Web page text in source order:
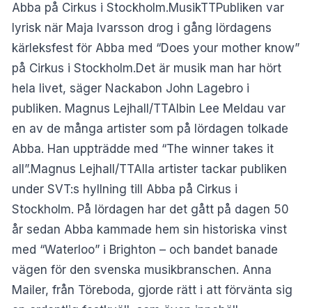
Abba på Cirkus i Stockholm.MusikTTPubliken var
lyrisk när Maja Ivarsson drog i gång lördagens
kärleksfest för Abba med “Does your mother know”
på Cirkus i Stockholm.Det är musik man har hört
hela livet, säger Nackabon John Lagebro i
publiken. Magnus Lejhall/TTAlbin Lee Meldau var
en av de många artister som på lördagen tolkade
Abba. Han uppträdde med “The winner takes it
all”.Magnus Lejhall/TTAlla artister tackar publiken
under SVT:s hyllning till Abba på Cirkus i
Stockholm. På lördagen har det gått på dagen 50
år sedan Abba kammade hem sin historiska vinst
med “Waterloo” i Brighton – och bandet banade
vägen för den svenska musikbranschen. Anna
Mailer, från Töreboda, gjorde rätt i att förvänta sig